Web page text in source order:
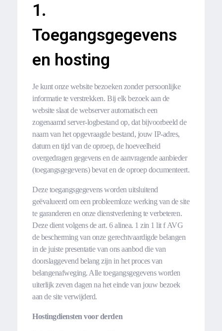
1.
Toegangsgegevens
en hosting
Je kunt onze website bezoeken zonder persoonlijke
informatie te verstrekken. Bij elk bezoek aan de
website slaat de webserver automatisch een
zogenaamd server-logbestand op, dat bijvoorbeeld de
naam van het opgevraagde bestand, jouw IP-adres,
datum en tijd van de oproep, de hoeveelheid
overgedragen gegevens en de aanvragende aanbieder
(toegangsgegevens) bevat en de oproep documenteert.
Deze toegangsgegevens worden uitsluitend
geëvalueerd om een probleemloze werking van de site
te garanderen en onze dienstverlening te verbeteren.
Deze dient volgens de art. 6 alinea. 1 zin 1 lit f AVG
de bescherming van onze gerechtvaardigde belangen
in de juiste presentatie van ons aanbod die van
doorslaggevend belang zijn in het proces van
belangenafweging. Alle toegangsgegevens worden
uiterlijk zeven dagen na het einde van jouw bezoek
aan de site verwijderd.
Hostingdiensten voor derden